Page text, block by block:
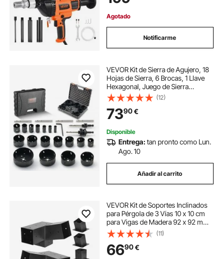
Ladrillo, Piedra
Agotado
Notificarme
VEVOR Kit de Sierra de Agujero, 18
Hojas de Sierra, 6 Brocas, 1 Llave
Hexagonal, Juego de Sierra
Perforadora Bimetálica M42 con
Caja de Transporte para Tableros
de Madera, Planchas de Hierro
Plástico
(12)
7390€
Disponible
Entrega:tan pronto como Lun.
Ago. 10
Añadir al carrito
VEVOR Kit de Soportes Inclinados
para Pérgola de 3 Vías 10 x 10 cm
para Vigas de Madera 92 x 92 mm
en Tamaño Real, con 2 Bases para
Postes y 2 Bases de Montaje en
Pared, para Pérgolas, Cenadores
(11)
6690€